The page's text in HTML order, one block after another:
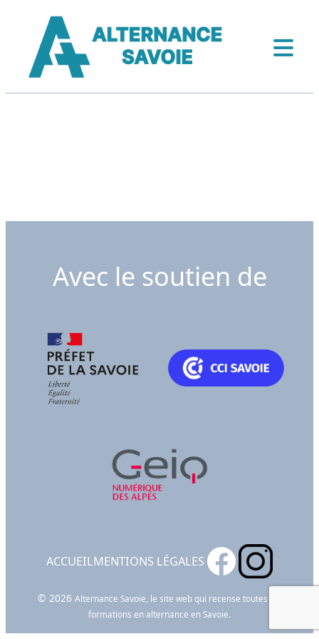
Avec le soutien de
ACCUEILMENTIONS LÉGALES
© 2026 Alternance Savoie, le site web qui recense toutes les
formations en alternance en Savoie.